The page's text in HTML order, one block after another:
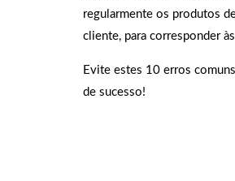
regularmente os produtos
cliente, para corresponder
Evite estes 10 erros
de sucesso!